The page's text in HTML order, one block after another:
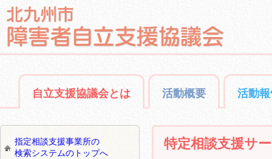
自立支援協議会とは 活動概要 活動
特定相談支援サ
指定相談支援事業所の
検索システムのトップへ